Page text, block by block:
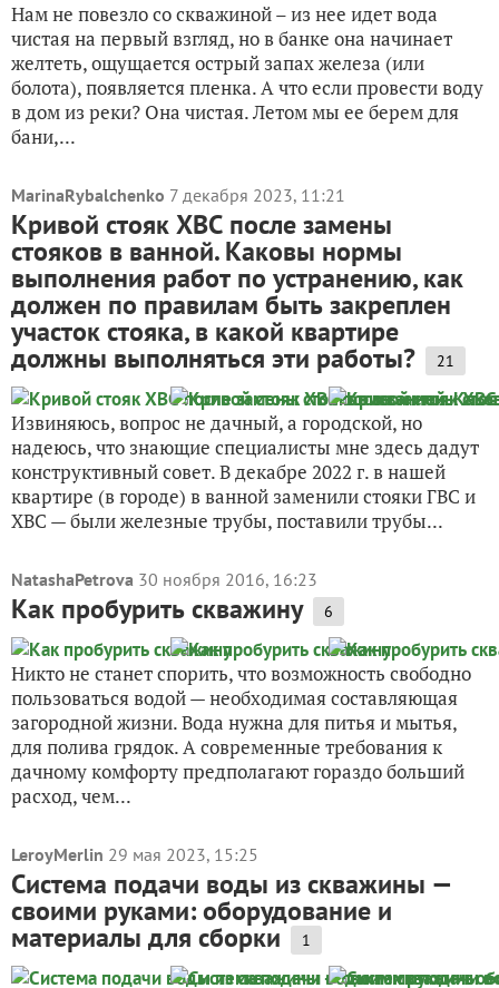
Нам не повезло со скважиной – из нее идет вода
чистая на первый взгляд, но в банке она начинает
желтеть, ощущается острый запах железа (или
болота), появляется пленка. А что если провести воду
в дом из реки? Она чистая. Летом мы ее берем для
бани,...
MarinaRybalchenko 7 декабря 2023, 11:21
Кривой стояк ХВС после замены
стояков в ванной. Каковы нормы
выполнения работ по устранению, как
должен по правилам быть закреплен
участок стояка, в какой квартире
должны выполняться эти работы? 21
Извиняюсь, вопрос не дачный, а городской, но
надеюсь, что знающие специалисты мне здесь дадут
конструктивный совет. В декабре 2022 г. в нашей
квартире (в городе) в ванной заменили стояки ГВС и
ХВС — были железные трубы, поставили трубы...
NatashaPetrova 30 ноября 2016, 16:23
Как пробурить скважину 6
Никто не станет спорить, что возможность свободно
пользоваться водой — необходимая составляющая
загородной жизни. Вода нужна для питья и мытья,
для полива грядок. А современные требования к
дачному комфорту предполагают гораздо больший
расход, чем...
LeroyMerlin 29 мая 2023, 15:25
Система подачи воды из скважины —
своими руками: оборудование и
материалы для сборки 1